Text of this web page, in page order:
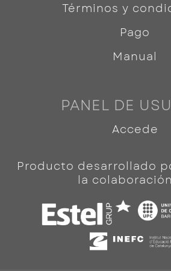
Términos y
Pago
Manual
PANEL DE
Accede
Producto desarrollado
la